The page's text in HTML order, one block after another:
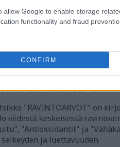
allow Google to enable storage
functionality and fraud
CONFIRM
kuvitus tarjoaa
karhunvatukoiden
elementtejä, jotka
kuva kypsästä
on hienovaraisia
on kaksi eloisana
kasvitieteellistä
"RAVINTOARVOT" on
viidestä keskeisestä
"Antioksidantit" ja
ja luettavuuden.